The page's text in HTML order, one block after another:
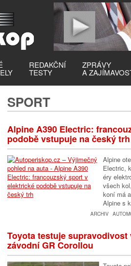
REDAKČNÍ
TESTY
ZPRÁVY
A
SPORT
Alpine A390 Electric:
podobě vstupuje na český trh
Alpine
Electric,
éry
všech
koní má
Alpine s
ARCHIV
Toyota testuje
závodní GR Corollou